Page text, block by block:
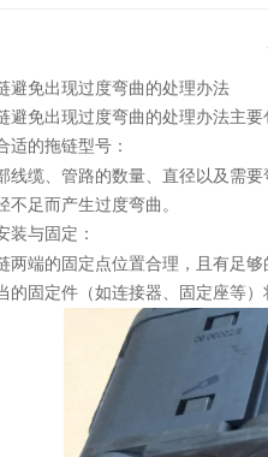
避免出现过度弯曲的处理办法
避免出现过度弯曲的处理办法主要
适的拖链型号：
线缆、管路的数量、直径以及需
不足而产生过度弯曲。
装与固定：
两端的固定点位置合理，且有足
的固定件（如连接器、固定座等